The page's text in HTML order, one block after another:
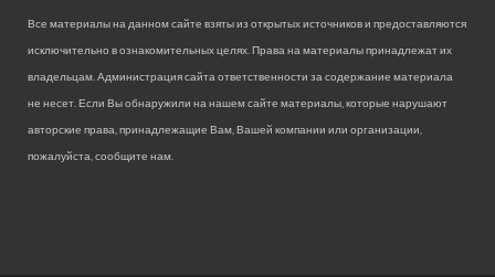
Все материалы на данном сайте взяты из открытых источников и предоставляются
исключительно в ознакомительных целях. Права на материалы принадлежат их
владельцам. Администрация сайта ответственности за содержание материала
не несет. Если Вы обнаружили на нашем сайте материалы, которые нарушают
авторские права, принадлежащие Вам, Вашей компании или организации,
пожалуйста, сообщите нам.